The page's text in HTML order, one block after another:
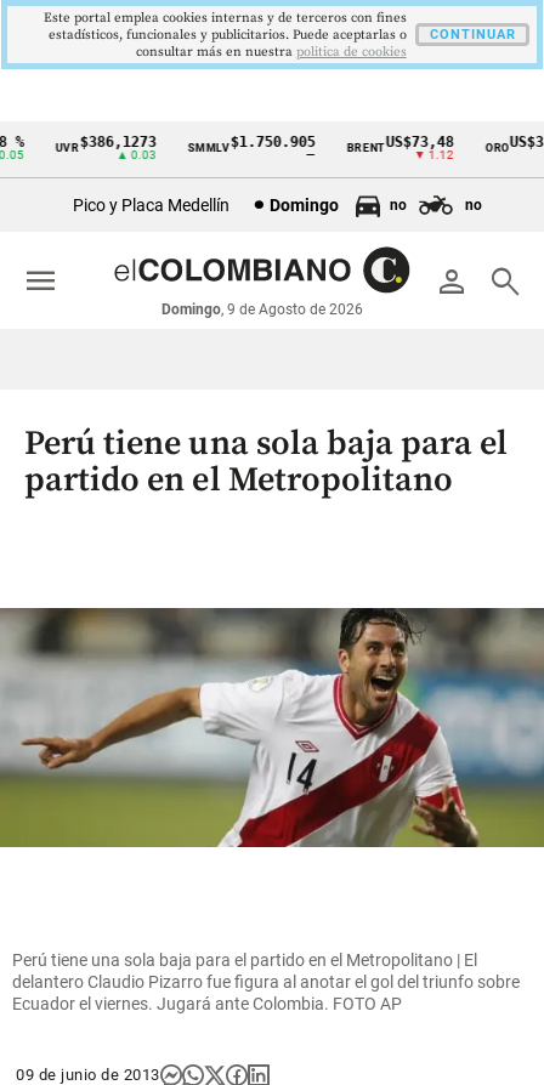
Cintillo
económicos
Colombia
UVR$386,1273
▲ 0.03
SMMLV$1.750.905 BRENTUS$73,48
▼ 1.12
ORO
Pico y Placa Medellín Domingo no no
person search
Domingo, 9 de Agosto de 2026
menu
Perú tiene una sola baja para el
partido en el Metropolitano
Perú tiene una sola baja para el partido en el Metropolitano | El
delantero Claudio Pizarro fue figura al anotar el gol del triunfo sobre
Ecuador el viernes. Jugará ante Colombia. FOTO AP
09 de junio de 2013
Este portal emplea cookies internas y de terceros con fines
estadísticos, funcionales y publicitarios. Puede aceptarlas o
consultar más en nuestra politica de cookies
CONTINUAR